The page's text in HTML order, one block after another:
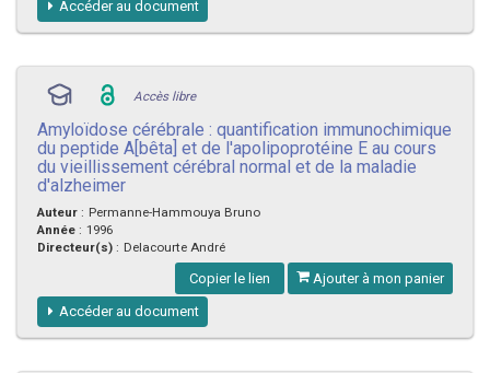
Accéder au document
Accès libre
Amyloïdose cérébrale : quantification immunochimique
du peptide A[bêta] et de l'apolipoprotéine E au cours
du vieillissement cérébral normal et de la maladie
d'alzheimer
Auteur : Permanne-Hammouya Bruno
Année : 1996
Directeur(s) : Delacourte André
Copier le lien Ajouter à mon panier
Accéder au document